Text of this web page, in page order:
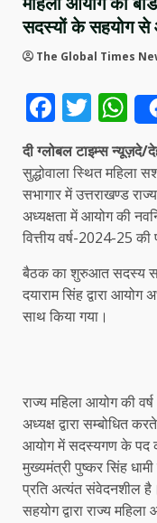
सदस्यों के सहयोग से
The Global Times
दी ग्लोबल टाइम्स न्यूज़दे/
सुद्धोवाला स्थित महिला
सभागार में उत्तराखण्ड
अध्यक्षता में आयोग की
वित्तीय वर्ष-2024-25
बैठक का शुरुआत सदस्य
दयाराम सिंह द्वारा
साथ किया गया।
राज्य महिला आयोग की
अध्यक्ष द्वारा सम्बोधित
आयोग में सदस्यगण के पद
मुख्यमंत्री पुष्कर सिंह
प्रति अत्यंत संवेदनशील
सहयोग द्वारा राज्य